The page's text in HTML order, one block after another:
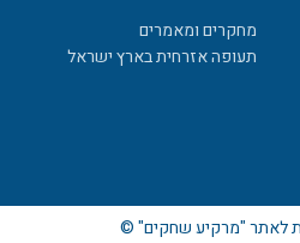
מחקרים ומאמרים
תעופה אזרחית בארץ ישראל
לאתר "מרקיע שחקים" ©